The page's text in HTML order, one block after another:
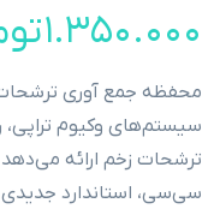
۱.۳۵۰.۰۰۰
محفظه جمع آوری ترشحات
سیستم‌های وکیوم تراپی،
سی‌سی، استاندارد جدیدی